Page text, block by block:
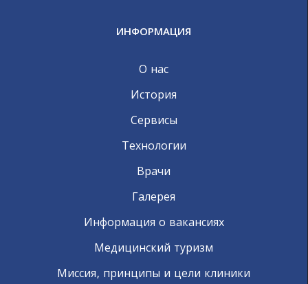
ИНФОРМАЦИЯ
О нас
История
Сервисы
Технологии
Врачи
Галерея
Информация о вакансиях
Медицинский туризм
Миссия, принципы и цели клиники